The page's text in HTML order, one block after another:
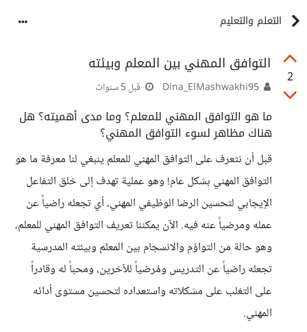
التعلم والتعليم
2
التوافق المهني بين المعلم وبيئته
قبل 5 سنوات
ما هو التوافق المهني للمعلم؟ وما مدى أهميته؟ هل
هناك مظاهر لسوء التوافق المهني؟
قبل أن نتعرف على التوافق المهني للمعلم ينبغي لنا معرفة ما هو
التوافق المهني بشكل عام! وهو عملية تهدف إلى خلق التفاعل
الإيجابي لتحسين الرضا الوظيفي المهني، أي تجعله راضياً عن
عمله ومرضياً عنه فيه. الآن يمكننا تعريف التوافق المهني للمعلم،
وهو حالة من التواؤم والانسجام بين المعلم وبيئته المدرسية
تجعله راضياً عن التدريس ومُرضياً للآخرين، ومحباً له وقادراً
على التغلب على مشكلاته واستعداده لتحسين مستوى أدائه
المهني.